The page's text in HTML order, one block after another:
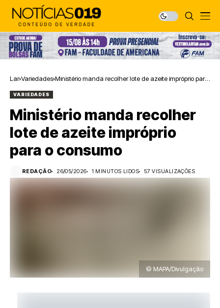
Lar Variedades Ministério manda recolher lote de azeite impróprio para
VARIEDADES
Ministério manda recolher
lote de azeite impróprio
para o consumo
REDAÇÃO 26/05/2026 1 MINUTOS LIDOS 57 VISUALIZAÇÕES
© MAPA/Divulgação